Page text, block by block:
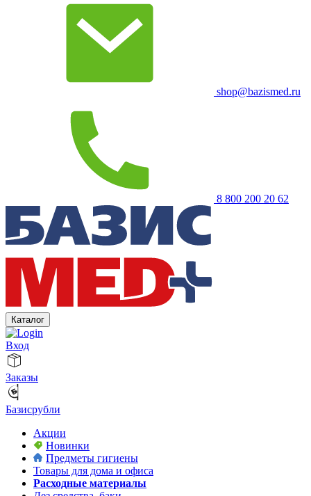
shop@bazismed.ru
8 800 200 20 62
Каталог
Вход
Заказы
Базисрубли
Акции
Новинки
Предметы гигиены
Товары для дома и офиса
Расходные материалы